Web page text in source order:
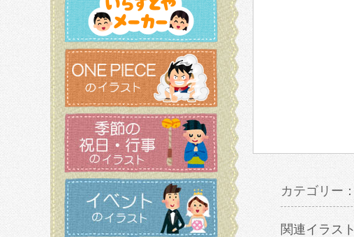
カテゴリー：
関連イラスト